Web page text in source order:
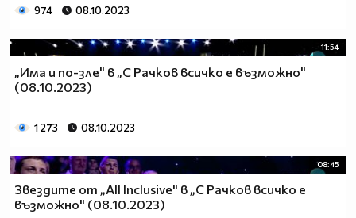
974 08.10.2023
11:54
„Има и по-зле" в „С Рачков всичко е възможно"
(08.10.2023)
1 273 08.10.2023
08:45
Звездите от „All Inclusive" в „С Рачков всичко е
възможно" (08.10.2023)